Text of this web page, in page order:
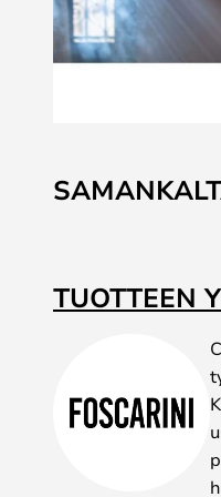
to
the
the
images
TUOTTEEN